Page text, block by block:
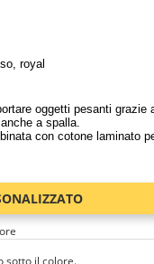
royal
oggetti pesanti grazie
a spalla.
con cotone laminato
sotto il colore.